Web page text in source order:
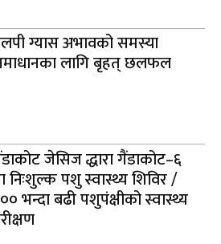
ग्यास अभावको समस्या
लागि बृहत् छलफल
जेसिज द्धारा गैंडाकोट–६
निःशुल्क पशु स्वास्थ्य शिविर /
भन्दा बढी पशुपंक्षीको स्वास्थ्य